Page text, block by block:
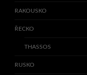
RAKOUSKO
ŘECKO
THASSOS
RUSKO